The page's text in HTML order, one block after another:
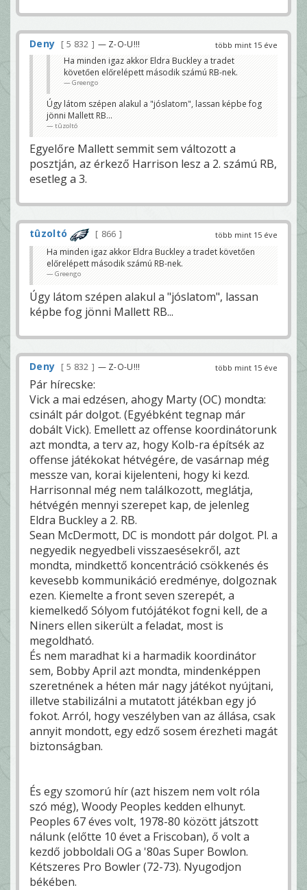
több mint 15 éve
Deny 5 832 — Z-O-U!!!
Ha minden igaz akkor Eldra Buckley a tradet
követően előrelépett második számú RB-nek.
Greengo
Úgy látom szépen alakul a "jóslatom", lassan képbe fog
jönni Mallett RB...
tûzoltó
Egyelőre Mallett semmit sem változott a
posztján, az érkező Harrison lesz a 2. számú RB,
esetleg a 3.
több mint 15 éve
tûzoltó
866
Ha minden igaz akkor Eldra Buckley a tradet követően
előrelépett második számú RB-nek.
Greengo
Úgy látom szépen alakul a "jóslatom", lassan
képbe fog jönni Mallett RB...
több mint 15 éve
Deny 5 832 — Z-O-U!!!
Pár hírecske:
Vick a mai edzésen, ahogy Marty (OC) mondta:
csinált pár dolgot. (Egyébként tegnap már
dobált Vick). Emellett az offense koordinátorunk
azt mondta, a terv az, hogy Kolb-ra építsék az
offense játékokat hétvégére, de vasárnap még
messze van, korai kijelenteni, hogy ki kezd.
Harrisonnal még nem találkozott, meglátja,
hétvégén mennyi szerepet kap, de jelenleg
Eldra Buckley a 2. RB.
Sean McDermott, DC is mondott pár dolgot. Pl. a
negyedik negyedbeli visszaesésekről, azt
mondta, mindkettő koncentráció csökkenés és
kevesebb kommunikáció eredménye, dolgoznak
ezen. Kiemelte a front seven szerepét, a
kiemelkedő Sólyom futójátékot fogni kell, de a
Niners ellen sikerült a feladat, most is
megoldható.
És nem maradhat ki a harmadik koordinátor
sem, Bobby April azt mondta, mindenképpen
szeretnének a héten már nagy játékot nyújtani,
illetve stabilizálni a mutatott játékban egy jó
fokot. Arról, hogy veszélyben van az állása, csak
annyit mondott, egy edző sosem érezheti magát
biztonságban.
És egy szomorú hír (azt hiszem nem volt róla
szó még), Woody Peoples kedden elhunyt.
Peoples 67 éves volt, 1978-80 között játszott
nálunk (előtte 10 évet a Friscoban), ő volt a
kezdő jobboldali OG a '80as Super Bowlon.
Kétszeres Pro Bowler (72-73). Nyugodjon
békében.